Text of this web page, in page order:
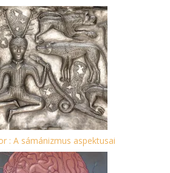
: A sámánizmus aspektusai